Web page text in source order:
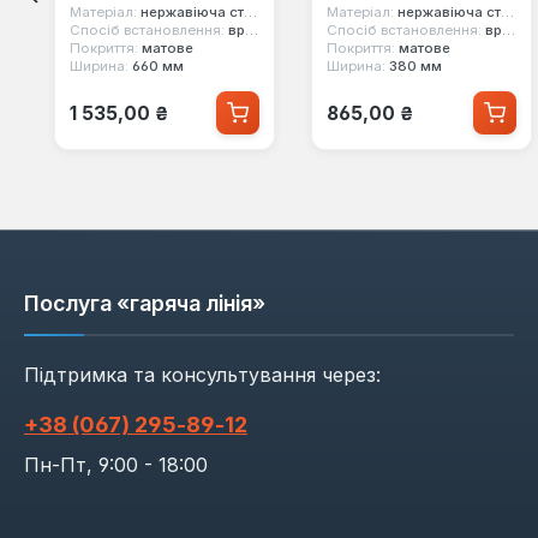
Матеріал: нержавіюча сталь
Спосіб встановлення: врізний
Покриття: матове
Ширина: 660 мм
Звичайна ціна:
1 535,00 ₴
Матеріал: нержавіюча сталь
Спосіб встановлення: врізний
Покриття: матове
Ширина: 380 мм
Звичайна ціна:
865,00 ₴
Послуга «гаряча лінія»
Підтримка та консультування через:
+38 (067) 295‑89‑12
Пн-Пт, 9:00 - 18:00